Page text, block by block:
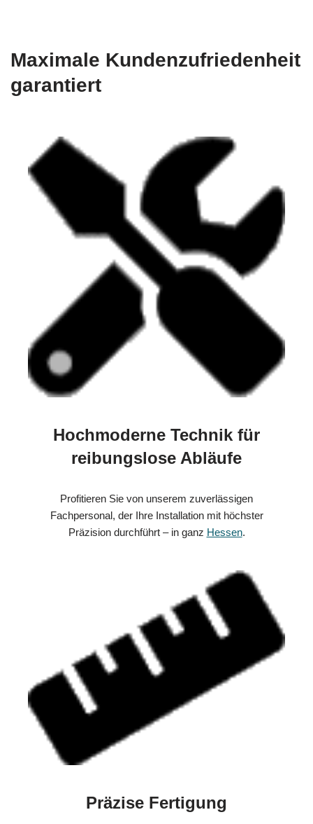
Maximale Kundenzufriedenheit
garantiert
Hochmoderne Technik für
reibungslose Abläufe
Profitieren Sie von unserem zuverlässigen
Fachpersonal, der Ihre Installation mit höchster
Präzision durchführt – in ganz Hessen.
Präzise Fertigung